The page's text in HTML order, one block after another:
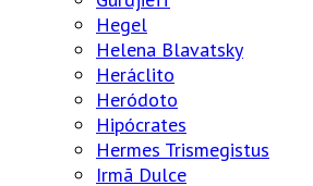
Hegel
Helena Blavatsky
Heráclito
Heródoto
Hipócrates
Hermes Trismegistus
Irmã Dulce